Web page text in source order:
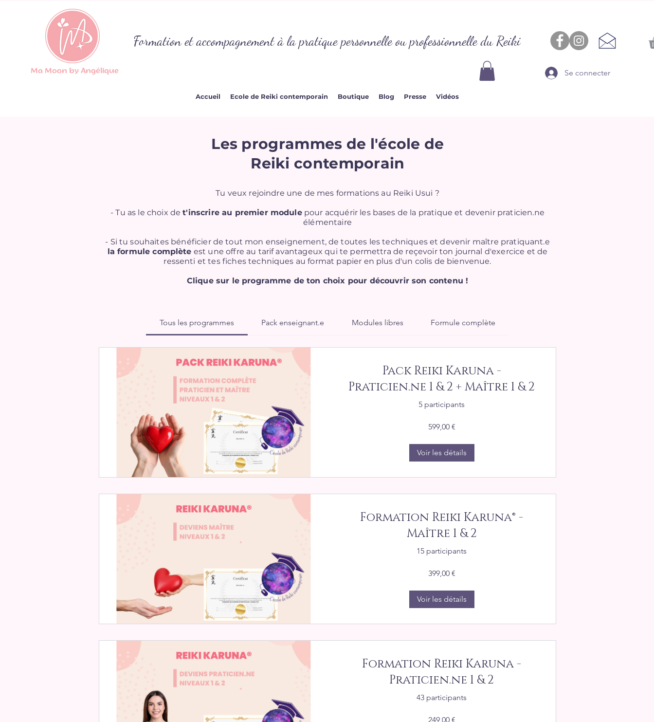
Formation et accompagnement à la pratique personnelle ou professionnelle du Reiki
Ma Moon by Angélique Se connecter
Accueil Ecole de Reiki contemporain Boutique Blog Presse Vidéos
Les programmes de l'école de
Reiki contemporain
Tu veux rejoindre une de mes formations au Reiki Usui ?
- Tu as le choix det'inscrire au premier modulepour acquérir les bases de la pratique et devenir praticien.ne
élémentaire
- Si tu souhaites bénéficier de tout mon enseignement, de toutes les techniques et devenir maître pratiquant.e
la formule complète est une offre au tarif avantageux qui te permettra de reçevoir ton journal d'exercice et de
ressenti et tes fiches techniques au format papier en plus d'un colis de bienvenue.
Clique sur le programme de ton choix pour découvrir son contenu !
Tous les programmes Pack enseignant.e Modules libres Formule complète
Pack Reiki Karuna -
Praticien.ne 1 & 2 + Maître 1 & 2
5 participants
599,00 €
Voir les détails
Formation Reiki Karuna® -
Maître 1 & 2
15 participants
399,00 €
Voir les détails
Formation Reiki Karuna -
Praticien.ne 1 & 2
43 participants
249,00 €